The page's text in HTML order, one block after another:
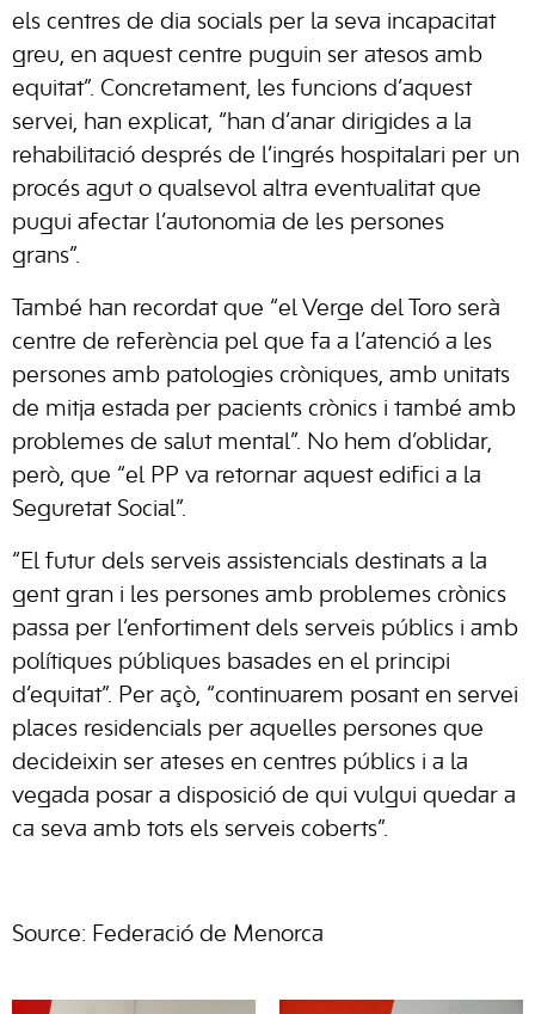
els centres de dia socials per la seva incapacitat
greu, en aquest centre puguin ser atesos amb
equitat”. Concretament, les funcions d’aquest
servei, han explicat, “han d’anar dirigides a la
rehabilitació després de l’ingrés hospitalari per un
procés agut o qualsevol altra eventualitat que
pugui afectar l’autonomia de les persones
grans”.
També han recordat que “el Verge del Toro serà
centre de referència pel que fa a l’atenció a les
persones amb patologies cròniques, amb unitats
de mitja estada per pacients crònics i també amb
problemes de salut mental”. No hem d’oblidar,
però, que “el PP va retornar aquest edifici a la
Seguretat Social”.
“El futur dels serveis assistencials destinats a la
gent gran i les persones amb problemes crònics
passa per l’enfortiment dels serveis públics i amb
polítiques públiques basades en el principi
d’equitat”. Per açò, “continuarem posant en servei
places residencials per aquelles persones que
decideixin ser ateses en centres públics i a la
vegada posar a disposició de qui vulgui quedar a
ca seva amb tots els serveis coberts”.
Source: Federació de Menorca